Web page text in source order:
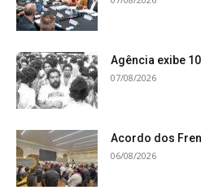
Agência exibe
07/08/2026
Acordo dos
06/08/2026